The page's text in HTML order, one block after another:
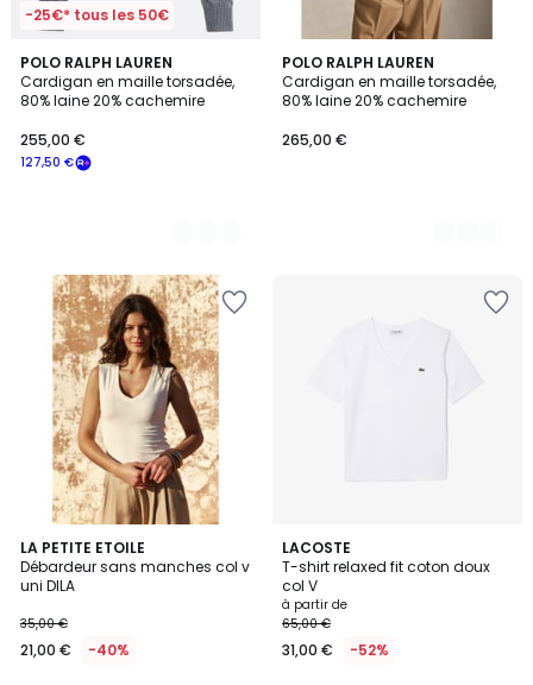
-25€* tous les 50€
POLO RALPH LAUREN
Cardigan en maille torsadée,
80% laine 20% cachemire
127,50 €
255,00 €
3
Couleurs
POLO RALPH LAUREN
Cardigan en maille torsadée,
80% laine 20% cachemire
265,00 €
2
Couleurs
LA PETITE ETOILE
Débardeur sans manches col v
uni DILA
35,00 €
21,00 € -40%
1
/
5
3
Couleurs
LACOSTE
T-shirt relaxed fit coton doux
col V
à partir de
65,00 €
31,00 € -52%
5
/
5
7
Couleurs